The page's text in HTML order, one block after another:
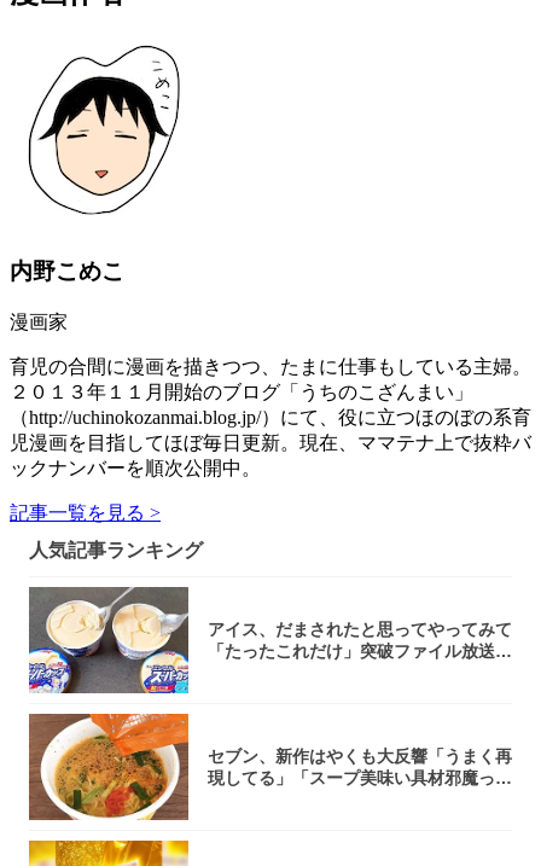
内野こめこ
漫画家
育児の合間に漫画を描きつつ、たまに仕事もしている主婦。
２０１３年１１月開始のブログ「うちのこざんまい」
（http://uchinokozanmai.blog.jp/）にて、役に立つほのぼの系育
児漫画を目指してほぼ毎日更新。現在、ママテナ上で抜粋バ
ックナンバーを順次公開中。
記事一覧を見る >
人気記事ランキング
アイス、だまされたと思ってやってみて
「たったこれだけ」突破ファイル放送で
セブン、新作はやくも大反響「うまく再
現してる」「スープ美味い具材邪魔って